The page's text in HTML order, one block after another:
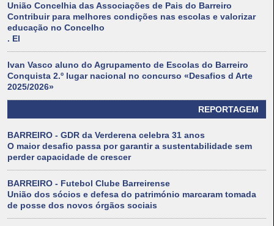
União Concelhia das Associações de Pais do Barreiro
Contribuir para melhores condições nas escolas e valorizar
educação no Concelho
. El
Ivan Vasco aluno do Agrupamento de Escolas do Barreiro
Conquista 2.º lugar nacional no concurso «Desafios d Arte
2025/2026»
REPORTAGEM
BARREIRO - GDR da Verderena celebra 31 anos
O maior desafio passa por garantir a sustentabilidade sem
perder capacidade de crescer
BARREIRO - Futebol Clube Barreirense
União dos sócios e defesa do património marcaram tomada
de posse dos novos órgãos sociais